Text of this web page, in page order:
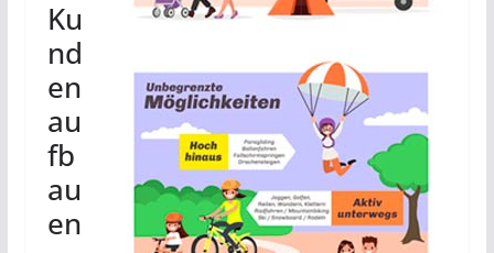
Ku
nd
en
au
fb
au
en